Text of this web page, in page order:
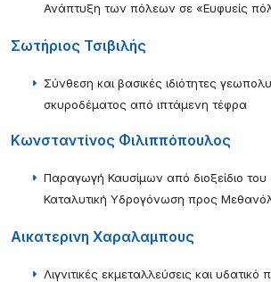
Ανάπτυξη των πόλεων σε «Ευφυείς
Σωτήριος Τσιβιλής
Σύνθεση και βασικές ιδιότητες
σκυροδέματος από ιπτάμενη τέφρα
Κωνσταντίνος Φιλιππόπουλος
Παραγωγή Καυσίμων από διοξείδιο
Καταλυτική Υδρογόνωση προς
Αικατερινη Χαραλαμπους
Λιγνιτικές εκμεταλλεύσεις και υδατικό